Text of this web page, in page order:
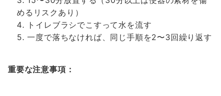
めるリスクあり）
トイレブラシでこすって水を流す
一度で落ちなければ、同じ手順を2〜3回繰り返す
重要な注意事項：